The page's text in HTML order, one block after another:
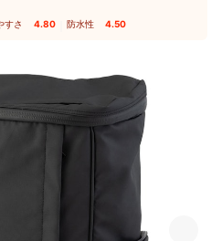
すさ 4.80 防水性 4.50